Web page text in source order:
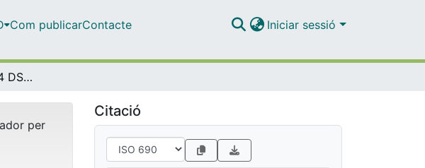
Com publicarContacte Iniciar sessió
EU Digital Law. Art 4 DSA 'Mere conduit'
per
Citació